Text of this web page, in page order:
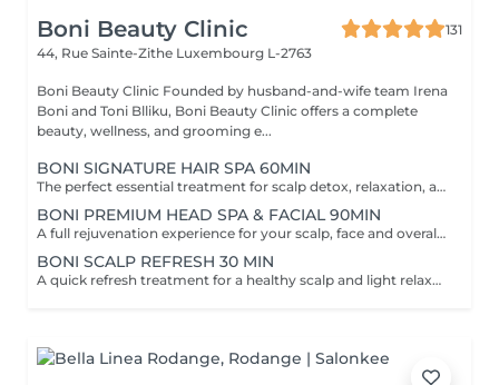
Boni Beauty Clinic
131
44, Rue Sainte-Zithe Luxembourg L-2763
Boni Beauty Clinic Founded by husband-and-wife team Irena
Boni and Toni Blliku, Boni Beauty Clinic offers a complete
beauty, wellness, and grooming e...
BONI SIGNATURE HAIR SPA 60MIN
The perfect essential treatment for scalp detox, relaxation, and hair vitality. Scalp Analysis (Becon Pro Camera) Microbubble Scalp Cleansing Rootonix Scalp Treatment Aromatherapy Ritual Scalp Massage Blow Dry Optional Add-Ons Available Enhance your Head Spa experience with our optional add-on treatments: Scalp Ampoule Booster €15 Neck & Shoulder Massage (15 min) €20 Steam Therapy €15 Hair Styling Straight or Wavy Finish €20 Hand Massage (15 min) €20 These add-on services can be combined with any Head Spa treatment for an even more personalized and relaxing experience.
BONI PREMIUM HEAD SPA & FACIAL 90MIN
A full rejuvenation experience for your scalp, face and overall radiance. Scalp Analysis (Becon Pro Camera) Microbubble Scalp Cleansing Rootonix Scalp & Hair Treatment Steam & Mist Infusion Scalp Massage Customized Facial Blow Dry INCLUDES FACIAL
BONI SCALP REFRESH 30 MIN
A quick refresh treatment for a healthy scalp and light relaxation. -Scalp Analysis (Becon Pro Camera) -Microbubble Scalp Cleansing -Scalp Massage -Blow Dry